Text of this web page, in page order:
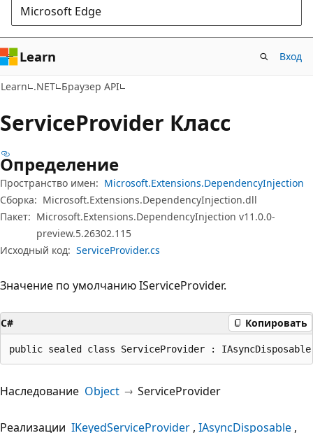
Microsoft Edge
Learn Вход
Learn .NET Браузер API
ServiceProvider Класс
Определение
Пространство имен: Microsoft.Extensions.DependencyInjection
Сборка: Microsoft.Extensions.DependencyInjection.dll
Пакет: Microsoft.Extensions.DependencyInjection v11.0.0-
preview.5.26302.115
Исходный код: ServiceProvider.cs
Значение по умолчанию IServiceProvider.
C# Копировать
public sealed class ServiceProvider :
Наследование Object ServiceProvider
Реализации IKeyedServiceProvider IAsyncDisposable